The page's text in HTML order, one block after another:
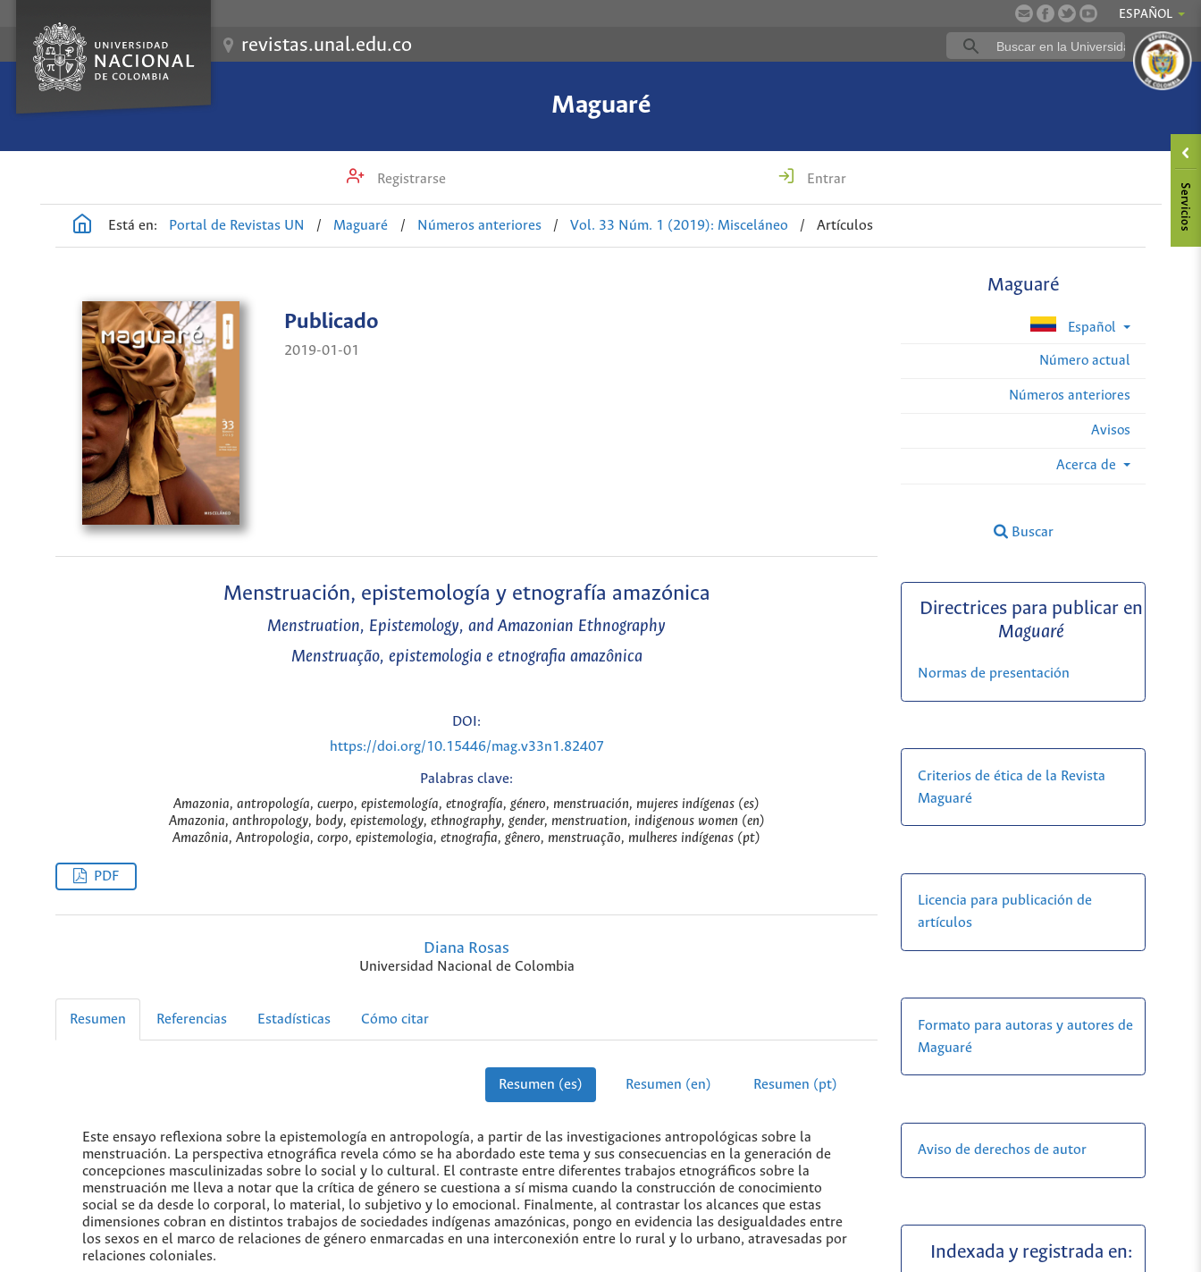
ESPAÑOL
revistas.unal.edu.co
Maguaré
Registrarse Entrar
Está en: Portal de Revistas UN / Maguaré / Números anteriores / Vol. 33 Núm. 1 (2019): Misceláneo / Artículos
Maguaré
Español
Número actual
Números anteriores
Avisos
Acerca de
Buscar
Publicado
2019-01-01
Menstruación, epistemología y etnografía amazónica
Menstruation, Epistemology, and Amazonian Ethnography
Menstruação, epistemologia e etnografia amazônica
DOI:
https://doi.org/10.15446/mag.v33n1.82407
Palabras clave:
Amazonia, antropología, cuerpo, epistemología, etnografía, género, menstruación, mujeres indígenas (es)
Amazonia, anthropology, body, epistemology, ethnography, gender, menstruation, indigenous women (en)
Amazônia, Antropologia, corpo, epistemologia, etnografia, gênero, menstruação, mulheres indígenas (pt)
PDF
Diana Rosas
Universidad Nacional de Colombia
Resumen Referencias Estadísticas Cómo citar
Resumen (es) Resumen (en) Resumen (pt)
Este ensayo reflexiona sobre la epistemología en antropología, a partir de las investigaciones antropológicas sobre la
menstruación. La perspectiva etnográfica revela cómo se ha abordado este tema y sus consecuencias en la generación de
concepciones masculinizadas sobre lo social y lo cultural. El contraste entre diferentes trabajos etnográficos sobre la
menstruación me lleva a notar que la crítica de género se cuestiona a sí misma cuando la construcción de conocimiento
social se da desde lo corporal, lo material, lo subjetivo y lo emocional. Finalmente, al contrastar los alcances que estas
dimensiones cobran en distintos trabajos de sociedades indígenas amazónicas, pongo en evidencia las desigualdades entre
los sexos en el marco de relaciones de género enmarcadas en una interconexión entre lo rural y lo urbano, atravesadas por
relaciones coloniales.
Directrices para publicar en
Maguaré
Normas de presentación
Criterios de ética de la Revista
Maguaré
Licencia para publicación de
artículos
Formato para autoras y autores de
Maguaré
Aviso de derechos de autor
Indexada y registrada en: